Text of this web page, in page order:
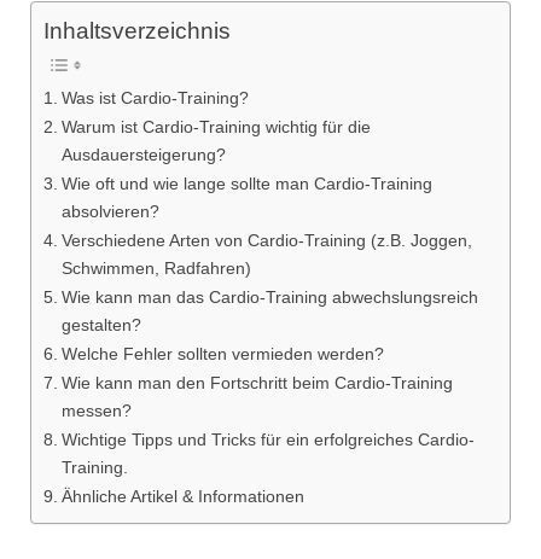
Inhaltsverzeichnis
Was ist Cardio-Training?
Warum ist Cardio-Training wichtig für die
Ausdauersteigerung?
Wie oft und wie lange sollte man Cardio-Training
absolvieren?
Verschiedene Arten von Cardio-Training (z.B. Joggen,
Schwimmen, Radfahren)
Wie kann man das Cardio-Training abwechslungsreich
gestalten?
Welche Fehler sollten vermieden werden?
Wie kann man den Fortschritt beim Cardio-Training
messen?
Wichtige Tipps und Tricks für ein erfolgreiches Cardio-
Training.
Ähnliche Artikel & Informationen